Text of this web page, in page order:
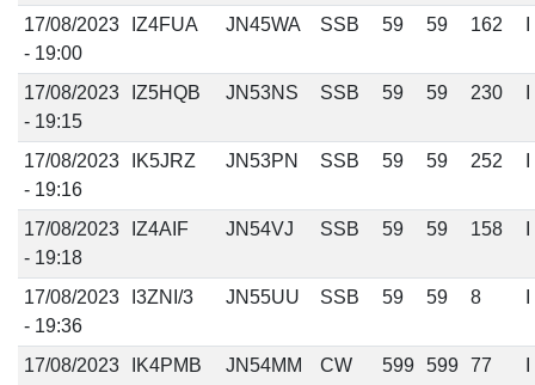
17/08/2023
- 19:00
IZ4FUA JN45WA SSB 59 59 162
17/08/2023
- 19:15
IZ5HQB JN53NS SSB 59 59 230
17/08/2023
- 19:16
IK5JRZ JN53PN SSB 59 59 252
17/08/2023
- 19:18
IZ4AIF JN54VJ SSB 59 59 158
17/08/2023
- 19:36
I3ZNI/3 JN55UU SSB 59 59 8
17/08/2023
IK4PMB JN54MM CW 599 599 77